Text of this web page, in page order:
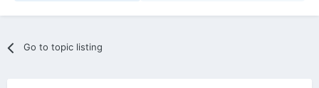
Go to topic listing